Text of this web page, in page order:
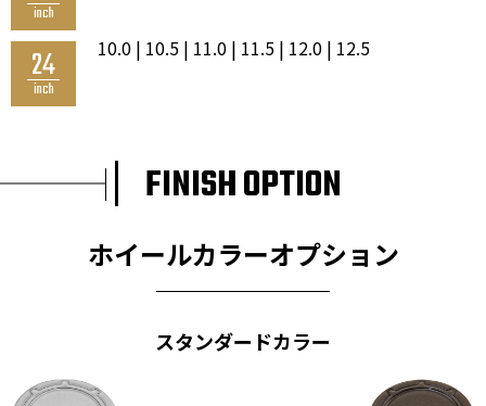
inch
24
inch
10.0 | 10.5 | 11.0 | 11.5 | 12.0 | 12.5
FINISH OPTION
ホイールカラーオプション
スタンダードカラー